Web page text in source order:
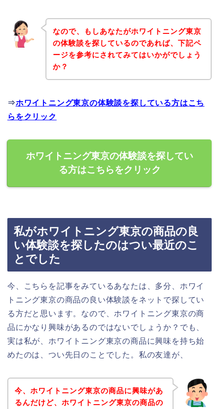
なので、もしあなたがホワイトニング東京
の体験談を探しているのであれば、下記ペ
ージを参考にされてみてはいかがでしょう
か？
⇒ホワイトニング東京の体験談を探している方はこち
らをクリック
ホワイトニング東京の体験談を探してい
る方はこちらをクリック
私がホワイトニング東京の商品の良
い体験談を探したのはつい最近のこ
とでした
今、こちらを記事をみているあなたは、多分、ホワイ
トニング東京の商品の良い体験談をネットで探してい
る方だと思います。なので、ホワイトニング東京の商
品にかなり興味があるのではないでしょうか？でも、
実は私が、ホワイトニング東京の商品に興味を持ち始
めたのは、つい先日のことでした。私の友達が、
今、ホワイトニング東京の商品に興味があ
るんだけど、ホワイトニング東京の商品の